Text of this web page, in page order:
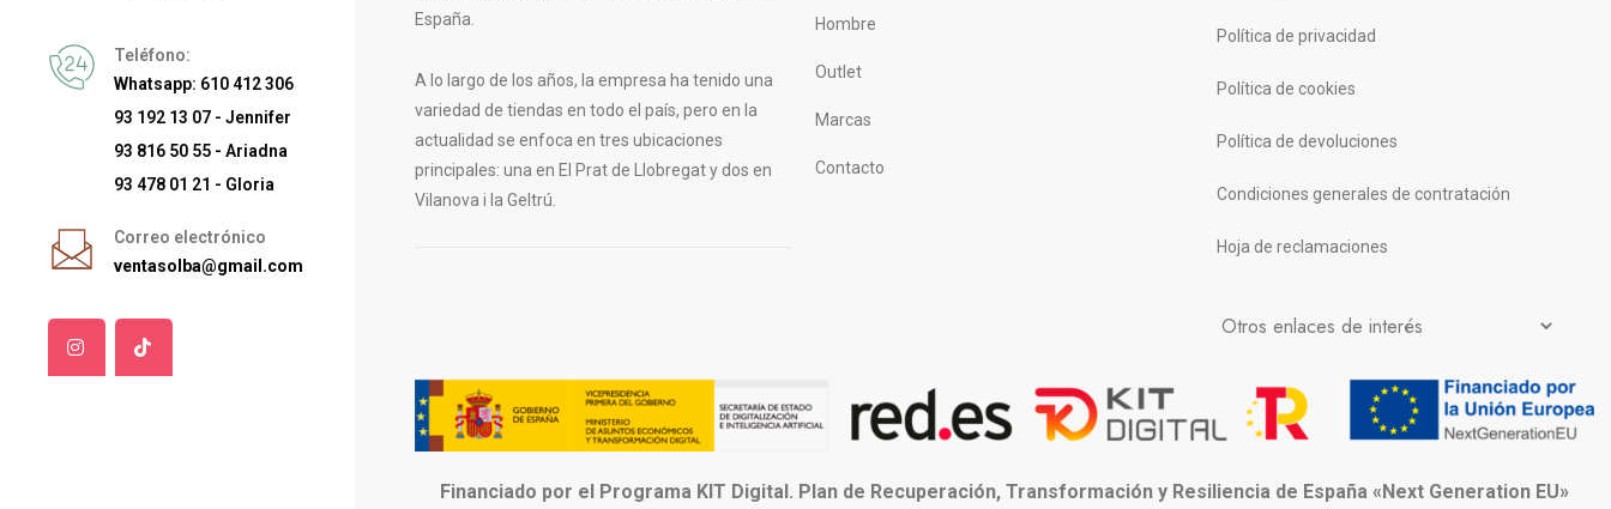
Teléfono:
Whatsapp: 610 412 306
93 192 13 07 - Jennifer
93 816 50 55 - Ariadna
93 478 01 21 - Gloria
Correo electrónico
ventasolba@gmail.com
España.
A lo largo de los años, la empresa ha tenido una
variedad de tiendas en todo el país, pero en la
actualidad se enfoca en tres ubicaciones
principales: una en El Prat de Llobregat y dos en
Vilanova i la Geltrú.
Hombre
Outlet
Marcas
Contacto
Política de privacidad
Política de cookies
Política de devoluciones
Condiciones generales de contratación
Hoja de reclamaciones
Financiado por el Programa KIT Digital. Plan de Recuperación, Transformación y Resiliencia de España «Next Generation EU»